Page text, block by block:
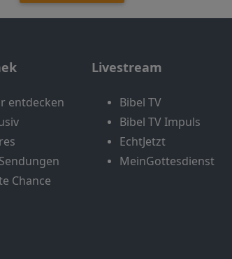
entdecken
Chance
Livestream
Bibel TV
Bibel TV Impuls
EchtJetzt
MeinGottesdienst